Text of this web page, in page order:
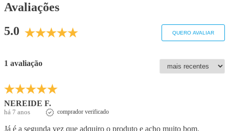
Avaliações
5.0
QUERO AVALIAR
1 avaliação
NEREIDE F.
há 7 anos comprador verificado
Já é a segunda vez que adquiro o produto e acho muito bom.